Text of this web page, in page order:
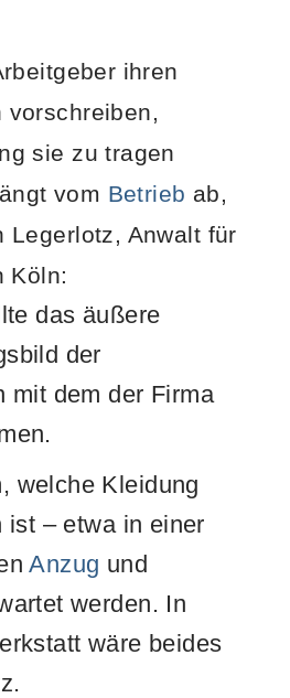
ihren
vorschreiben,
sie zu tragen
vom Betrieb ab,
Legerlotz, Anwalt für
Köln:
das äußere
der
mit dem der Firma
welche Kleidung
ist – etwa in einer
Anzug und
werden. In
wäre beides